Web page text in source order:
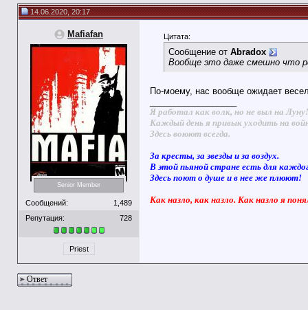
14.06.2020, 20:17
Mafiafan
Senior Member
Сообщений:
1,489
Репутация:
728
Priest
Цитата:
Сообщение от Abradox
Вообще это даже смешно что
По-моему, нас вообще ожидает
Я работал как волк, но не выл на Луну!
Каждый день я привык уходить на
Здесь воюют всегда.
За кресты, за звезды и за воздух.
В этой пьяной стране есть для
Здесь поют о душе и в нее же плюют!
Как назло, как назло. Как назло я
Ответ